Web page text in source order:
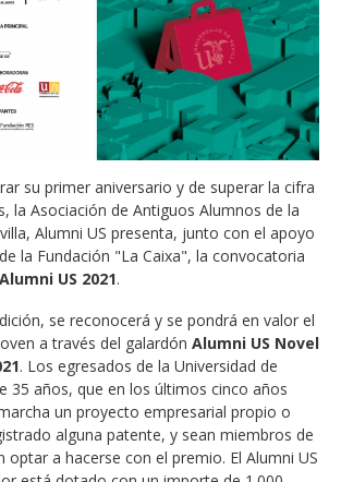
su primer aniversario y de superar la cifra
la Asociación de Antiguos Alumnos de la
Alumni US presenta, junto con el apoyo
la Fundación "La Caixa", la convocatoria
US 2021.
se reconocerá y se pondrá en valor el
a través del galardón Alumni US Novel
. Los egresados de la Universidad de
35 años, que en los últimos cinco años
un proyecto empresarial propio o
alguna patente, y sean miembros de
optar a hacerse con el premio. El Alumni US